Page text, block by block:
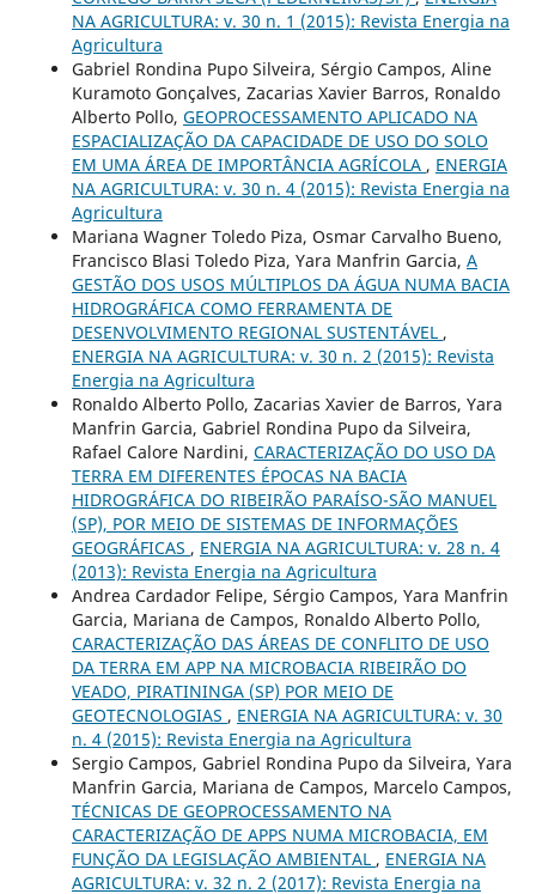
NA AGRICULTURA: v. 30 n. 1 (2015): Revista Energia na
Agricultura
Gabriel Rondina Pupo Silveira, Sérgio Campos, Aline
Kuramoto Gonçalves, Zacarias Xavier Barros, Ronaldo
Alberto Pollo, GEOPROCESSAMENTO APLICADO NA
ESPACIALIZAÇÃO DA CAPACIDADE DE USO DO SOLO
EM UMA ÁREA DE IMPORTÂNCIA AGRÍCOLA , ENERGIA
NA AGRICULTURA: v. 30 n. 4 (2015): Revista Energia na
Agricultura
Mariana Wagner Toledo Piza, Osmar Carvalho Bueno,
Francisco Blasi Toledo Piza, Yara Manfrin Garcia, A
GESTÃO DOS USOS MÚLTIPLOS DA ÁGUA NUMA BACIA
HIDROGRÁFICA COMO FERRAMENTA DE
DESENVOLVIMENTO REGIONAL SUSTENTÁVEL ,
ENERGIA NA AGRICULTURA: v. 30 n. 2 (2015): Revista
Energia na Agricultura
Ronaldo Alberto Pollo, Zacarias Xavier de Barros, Yara
Manfrin Garcia, Gabriel Rondina Pupo da Silveira,
Rafael Calore Nardini, CARACTERIZAÇÃO DO USO DA
TERRA EM DIFERENTES ÉPOCAS NA BACIA
HIDROGRÁFICA DO RIBEIRÃO PARAÍSO-SÃO MANUEL
(SP), POR MEIO DE SISTEMAS DE INFORMAÇÕES
GEOGRÁFICAS , ENERGIA NA AGRICULTURA: v. 28 n. 4
(2013): Revista Energia na Agricultura
Andrea Cardador Felipe, Sérgio Campos, Yara Manfrin
Garcia, Mariana de Campos, Ronaldo Alberto Pollo,
CARACTERIZAÇÃO DAS ÁREAS DE CONFLITO DE USO
DA TERRA EM APP NA MICROBACIA RIBEIRÃO DO
VEADO, PIRATININGA (SP) POR MEIO DE
GEOTECNOLOGIAS , ENERGIA NA AGRICULTURA: v. 30
n. 4 (2015): Revista Energia na Agricultura
Sergio Campos, Gabriel Rondina Pupo da Silveira, Yara
Manfrin Garcia, Mariana de Campos, Marcelo Campos,
TÉCNICAS DE GEOPROCESSAMENTO NA
CARACTERIZAÇÃO DE APPS NUMA MICROBACIA, EM
FUNÇÃO DA LEGISLAÇÃO AMBIENTAL , ENERGIA NA
AGRICULTURA: v. 32 n. 2 (2017): Revista Energia na